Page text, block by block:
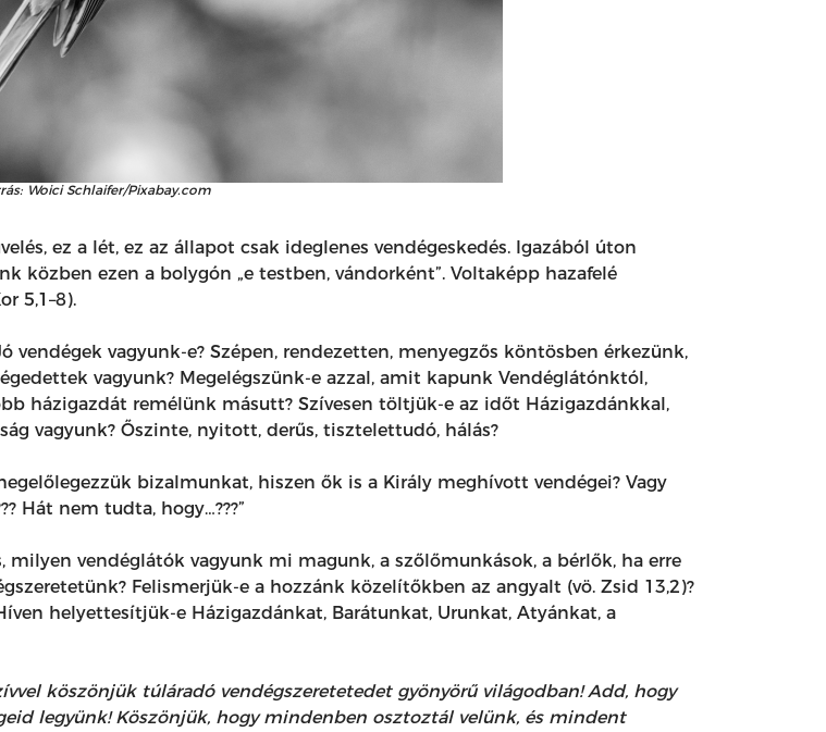
Woici Schlaifer/Pixabay.com
ez a lét, ez az állapot csak ideglenes vendégeskedés. Igazából úton
közben ezen a bolygón „e testben, vándorként”. Voltaképp hazafelé
5,1–8).
vendégek vagyunk-e? Szépen, rendezetten, menyegzős köntösben érkezünk,
vagyunk? Megelégszünk-e azzal, amit kapunk Vendéglátónktól,
házigazdát remélünk másutt? Szívesen töltjük-e az időt Házigazdánkkal,
vagyunk? Őszinte, nyitott, derűs, tisztelettudó, hálás?
bizalmunkat, hiszen ők is a Király meghívott vendégei? Vagy
Hát nem tudta, hogy…???”
vendéglátók vagyunk mi magunk, a szőlőmunkások, a bérlők, ha erre
Felismerjük-e a hozzánk közelítőkben az angyalt (vö. Zsid 13,2)?
helyettesítjük-e Házigazdánkat, Barátunkat, Urunkat, Atyánkat, a
köszönjük túláradó vendégszeretetedet gyönyörű világodban! Add, hogy
legyünk! Köszönjük, hogy mindenben osztoztál velünk, és mindent